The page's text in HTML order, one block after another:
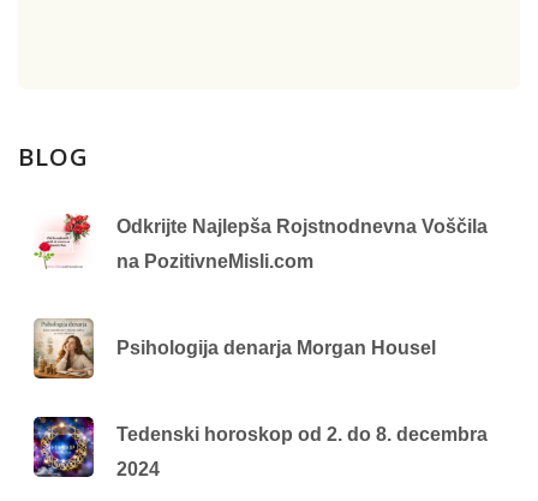
BLOG
Odkrijte Najlepša Rojstnodnevna Voščila
na PozitivneMisli.com
Psihologija denarja Morgan Housel
Tedenski horoskop od 2. do 8. decembra
2024